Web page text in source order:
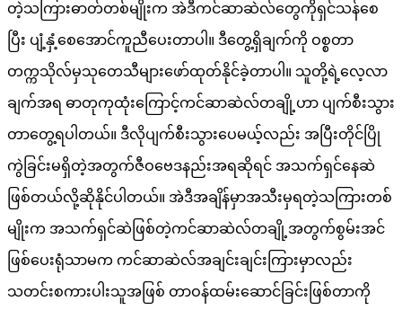
တဲ့သကြားဓာတ်တစ်မျိုးက အဲဒီကင်ဆာဆဲလ်တွေကိုရှင်သန်စေ
ပြီး ပျံ့နှံ့စေအောင်ကူညီပေးတာပါ။ ဒီတွေ့ရှိချက်ကို ဝစ္စတာ
တက္ကသိုလ်မှသုတေသီများဖော်ထုတ်နိုင်ခဲ့တာပါ။ သူတို့ရဲ့လေ့လာ
ချက်အရ ဓာတုကုထုံးကြောင့်ကင်ဆာဆဲလ်တချို့ဟာ ပျက်စီးသွား
တာတွေ့ရပါတယ်။ ဒီလိုပျက်စီးသွားပေမယ့်လည်း အပြီးတိုင်ပြို
ကွဲခြင်းမရှိတဲ့အတွက်ဇီဝဗေဒနည်းအရဆိုရင် အသက်ရှင်နေဆဲ
ဖြစ်တယ်လို့ဆိုနိုင်ပါတယ်။ အဲဒီအချိန်မှာအသီးမှရတဲ့သကြားတစ်
မျိုးက အသက်ရှင်ဆဲဖြစ်တဲ့ကင်ဆာဆဲလ်တချို့အတွက်စွမ်းအင်
ဖြစ်ပေးရုံသာမက ကင်ဆာဆဲလ်အချင်းချင်းကြားမှာလည်း
သတင်းစကားပါးသူအဖြစ် တာဝန်ထမ်းဆောင်ခြင်းဖြစ်တာကို